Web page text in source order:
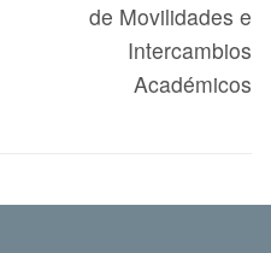
de Movilidades e
Intercambios
Académicos